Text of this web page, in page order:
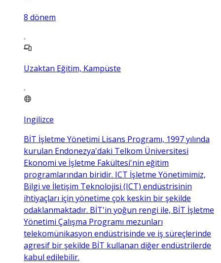
8 dönem
Uzaktan Eğitim, Kampüste
Ingilizce
BİT İşletme Yönetimi Lisans Programı, 1997 yılında
kurulan Endonezya'daki Telkom Üniversitesi
Ekonomi ve İşletme Fakültesi'nin eğitim
programlarından biridir. ICT İşletme Yönetimimiz,
Bilgi ve İletişim Teknolojisi (ICT) endüstrisinin
ihtiyaçları için yönetime çok keskin bir şekilde
odaklanmaktadır. BİT'in yoğun rengi ile, BİT İşletme
Yönetimi Çalışma Programı mezunları
telekomünikasyon endüstrisinde ve iş süreçlerinde
agresif bir şekilde BİT kullanan diğer endüstrilerde
kabul edilebilir.